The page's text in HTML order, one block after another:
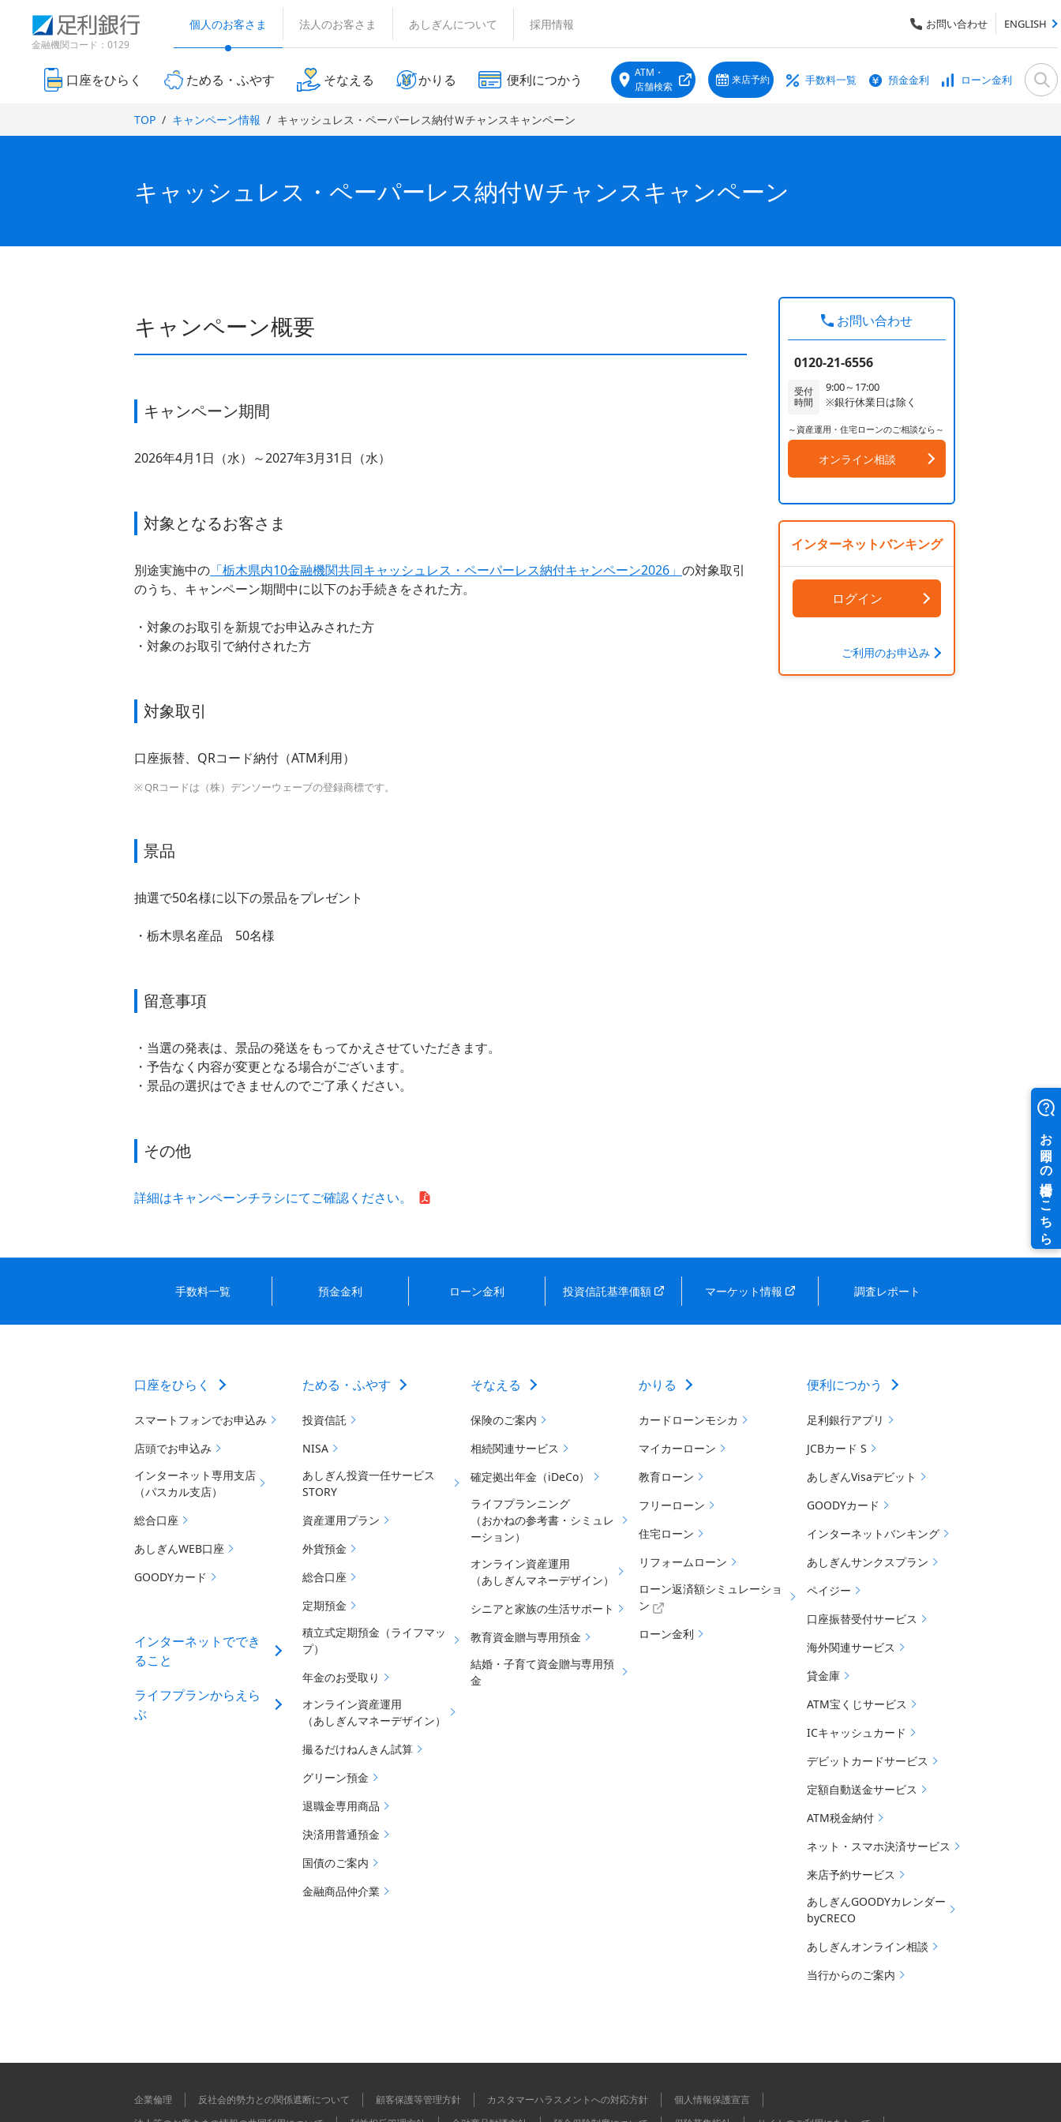
金融機関コード：0129
お問い合わせ ENGLISH
個人のお客さま 法人のお客さま あしぎんについて 採用情報
口座をひらく ためる・ふやす そなえる かりる 便利につかう
ATM・
店舗検索
き
来店予約 手数料一覧 預金金利 ローン金利
TOP キャンペーン情報 キャッシュレス・ペーパーレス納付Ｗチャンスキャンペーン
キャッシュレス・ペーパーレス納付Ｗチャンスキャンペーン
キャンペーン概要
キャンペーン期間
2026年4月1日（水）～2027年3月31日（水）
対象となるお客さま
別途実施中の 「栃木県内10金融機関共同キャッシュレス・ペーパーレス納付キャンペーン2026」 の対象取引
のうち、キャンペーン期間中に以下のお手続きをされた方。
対象のお取引を新規でお申込みされた方
対象のお取引で納付された方
対象取引
口座振替、QRコード納付（ATM利用）
QRコードは（株）デンソーウェーブの登録商標です。
景品
抽選で50名様に以下の景品をプレゼント
栃木県名産品 50名様
留意事項
当選の発表は、景品の発送をもってかえさせていただきます。
予告なく内容が変更となる場合がございます。
景品の選択はできませんのでご了承ください。
その他
詳細はキャンペーンチラシにてご確認ください。
で
お問い合わせ
0120-21-6556
受付
時間
9:00～17:00
※銀行休業日は除く
～資産運用・住宅ローンのご相談なら～
オンライン相談
インターネットバンキング
ログイン
ご利用のお申込み
手数料一覧 預金金利 ローン金利 投資信託基準価額
開
マーケット情報
開
調査レポート
口座をひらく
スマートフォンでお申込み
店頭でお申込み
インターネット専用支店
（パスカル支店）
総合口座
あしぎんWEB口座
GOODYカード
インターネットででき
ること
ライフプランからえら
ぶ
ためる・ふやす
投資信託
NISA
あしぎん投資一任サービス
STORY
資産運用プラン
外貨預金
総合口座
定期預金
積立式定期預金（ライフマッ
プ）
年金のお受取り
オンライン資産運用
（あしぎんマネーデザイン）
撮るだけねんきん試算
グリーン預金
退職金専用商品
決済用普通預金
国債のご案内
金融商品仲介業
そなえる
保険のご案内
相続関連サービス
確定拠出年金（iDeCo）
ライフプランニング
（おかねの参考書・シミュレ
ーション）
オンライン資産運用
（あしぎんマネーデザイン）
シニアと家族の生活サポート
教育資金贈与専用預金
結婚・子育て資金贈与専用預
金
かりる
カードローンモシカ
マイカーローン
教育ローン
フリーローン
住宅ローン
リフォームローン
ローン返済額シミュレーショ
ン
ローン金利
便利につかう
足利銀行アプリ
JCBカード S
あしぎんVisaデビット
GOODYカード
インターネットバンキング
あしぎんサンクスプラン
ペイジー
口座振替受付サービス
海外関連サービス
貸金庫
ATM宝くじサービス
ICキャッシュカード
デビットカードサービス
定額自動送金サービス
ATM税金納付
ネット・スマホ決済サービス
来店予約サービス
あしぎんGOODYカレンダー
byCRECO
あしぎんオンライン相談
当行からのご案内
企業倫理 反社会的勢力との関係遮断について 顧客保護等管理方針 カスタマーハラスメントへの対応方針
個人情報保護宣言